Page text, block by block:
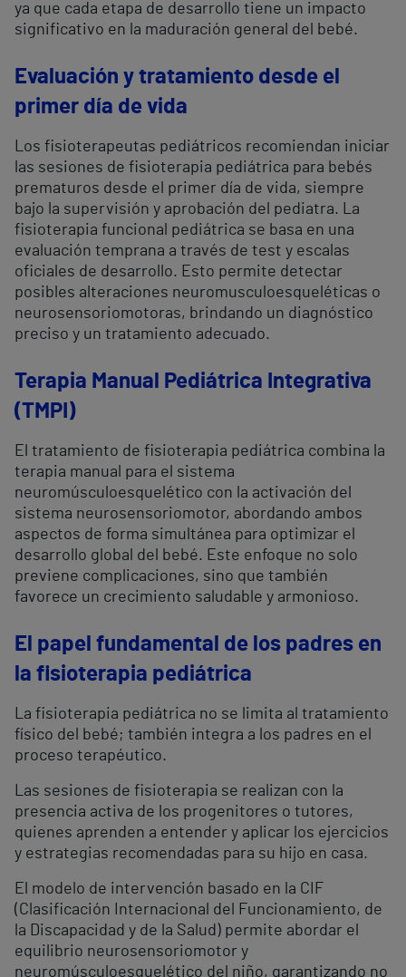
ya que cada etapa de desarrollo tiene un impacto
significativo en la maduración general del bebé.
Evaluación y tratamiento desde el
primer día de vida
Los fisioterapeutas pediátricos recomiendan iniciar
las sesiones de fisioterapia pediátrica para bebés
prematuros desde el primer día de vida, siempre
bajo la supervisión y aprobación del pediatra. La
fisioterapia funcional pediátrica se basa en una
evaluación temprana a través de test y escalas
oficiales de desarrollo. Esto permite detectar
posibles alteraciones neuromusculoesqueléticas o
neurosensoriomotoras, brindando un diagnóstico
preciso y un tratamiento adecuado.
Terapia Manual Pediátrica Integrativa
(TMPI)
El tratamiento de fisioterapia pediátrica combina la
terapia manual para el sistema
neuromúsculoesquelético con la activación del
sistema neurosensoriomotor, abordando ambos
aspectos de forma simultánea para optimizar el
desarrollo global del bebé. Este enfoque no solo
previene complicaciones, sino que también
favorece un crecimiento saludable y armonioso.
El papel fundamental de los padres en
la fisioterapia pediátrica
La fisioterapia pediátrica no se limita al tratamiento
físico del bebé; también integra a los padres en el
proceso terapéutico.
Las sesiones de fisioterapia se realizan con la
presencia activa de los progenitores o tutores,
quienes aprenden a entender y aplicar los ejercicios
y estrategias recomendadas para su hijo en casa.
El modelo de intervención basado en la CIF
(Clasificación Internacional del Funcionamiento, de
la Discapacidad y de la Salud) permite abordar el
equilibrio neurosensoriomotor y
neuromúsculoesquelético del niño, garantizando no